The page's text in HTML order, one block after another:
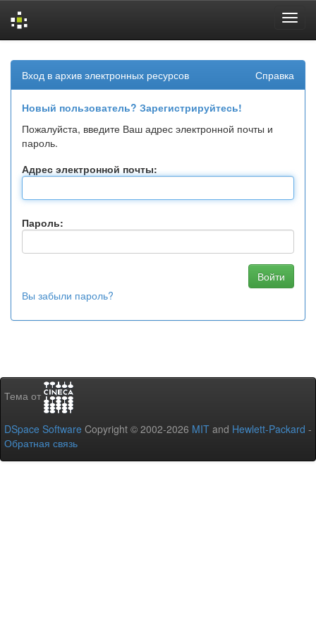
navigation
Вход в архив электронных ресурсов Справка
Новый пользователь? Зарегистрируйтесь!
Пожалуйста, введите Ваш адрес электронной почты и
пароль.
Адрес электронной почты:
Пароль:
Вы забыли пароль?
Тема от
DSpace Software Copyright © 2002-2026 MIT and Hewlett-Packard -
Обратная связь